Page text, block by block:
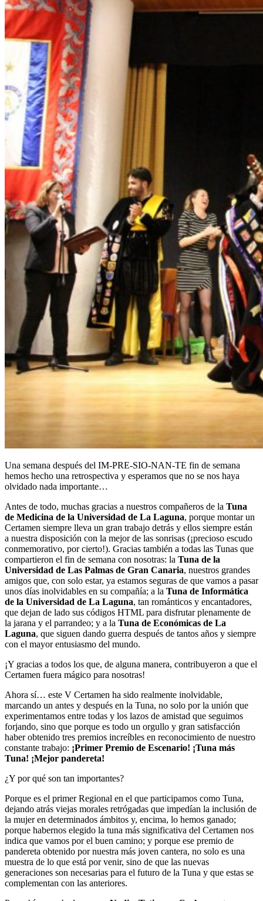
Una semana después del IM-PRE-SIO-NAN-TE fin de semana
hemos hecho una retrospectiva y esperamos que no se nos haya
olvidado nada importante…
Antes de todo, muchas gracias a nuestros compañeros de la Tuna
de Medicina de la Universidad de La Laguna, porque montar un
Certamen siempre lleva un gran trabajo detrás y ellos siempre están
a nuestra disposición con la mejor de las sonrisas (¡precioso escudo
conmemorativo, por cierto!). Gracias también a todas las Tunas que
compartieron el fin de semana con nosotras: la Tuna de la
Universidad de Las Palmas de Gran Canaria, nuestros grandes
amigos que, con solo estar, ya estamos seguras de que vamos a pasar
unos días inolvidables en su compañía; a la Tuna de Informática
de la Universidad de La Laguna, tan románticos y encantadores,
que dejan de lado sus códigos HTML para disfrutar plenamente de
la jarana y el parrandeo; y a la Tuna de Económicas de La
Laguna, que siguen dando guerra después de tantos años y siempre
con el mayor entusiasmo del mundo.
¡Y gracias a todos los que, de alguna manera, contribuyeron a que el
Certamen fuera mágico para nosotras!
Ahora sí… este V Certamen ha sido realmente inolvidable,
marcando un antes y después en la Tuna, no solo por la unión que
experimentamos entre todas y los lazos de amistad que seguimos
forjando, sino que porque es todo un orgullo y gran satisfacción
haber obtenido tres premios increíbles en reconocimiento de nuestro
constante trabajo: ¡Primer Premio de Escenario! ¡Tuna más
Tuna! ¡Mejor pandereta!
¿Y por qué son tan importantes?
Porque es el primer Regional en el que participamos como Tuna,
dejando atrás viejas morales retrógadas que impedían la inclusión de
la mujer en determinados ámbitos y, encima, lo hemos ganado;
porque habernos elegido la tuna más significativa del Certamen nos
indica que vamos por el buen camino; y porque ese premio de
pandereta obtenido por nuestra más joven cantera, no solo es una
muestra de lo que está por venir, sino de que las nuevas
generaciones son necesarias para el futuro de la Tuna y que estas se
complementan con las anteriores.